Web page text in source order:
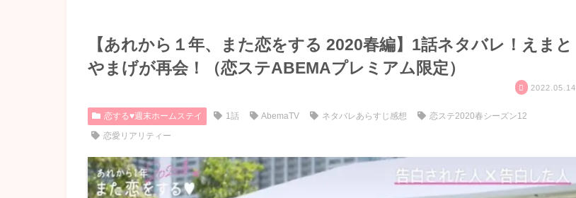
【あれから１年、また恋をする 2020春編】1話ネタバレ！えまと
やまげが再会！（恋ステABEMAプレミアム限定）
2022.05.14
恋する♥週末ホームステイ 1話 AbemaTV ネタバレあらすじ感想
恋ステ2020春シーズン12
恋愛リアリティー